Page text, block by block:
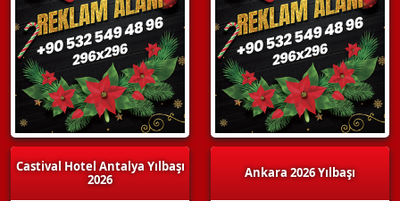
Castival Hotel Antalya Yılbaşı
2026
Ankara 2026 Yılbaşı